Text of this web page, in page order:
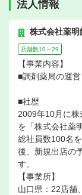
法人情報
株式会社薬明
店舗数10～29
【事業内容】
■調剤薬局の運営
■社歴
2009年10月に株
を「株式会社薬
総社員数100名
後、新規出店の
す。
【事業所】
山口県：22店舗